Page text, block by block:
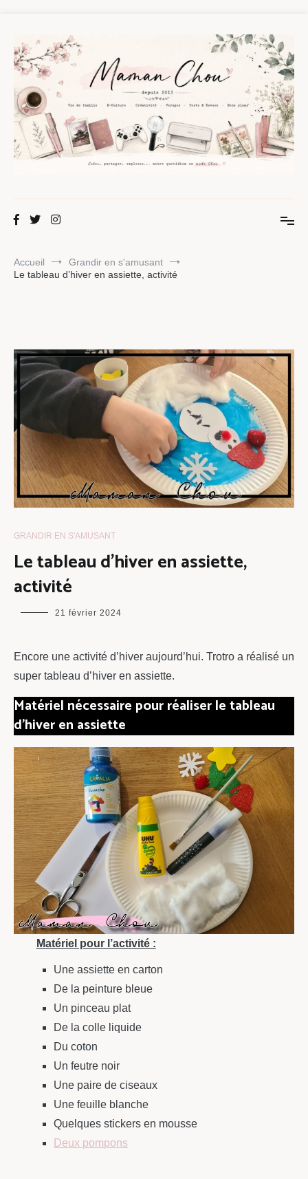
contenu
Maman Chou
Accueil
Grandir en s'amusant
Le tableau d’hiver en assiette, activité
GRANDIR EN S'AMUSANT
Le tableau d’hiver en assiette,
activité
maman
21 février 2024
Encore une activité d’hiver aujourd’hui. Trotro a réalisé un
super tableau d’hiver en assiette.
Matériel nécessaire pour réaliser le tableau
d’hiver en assiette
Matériel pour l’activité :
Une assiette en carton
De la peinture bleue
Un pinceau plat
De la colle liquide
Du coton
Un feutre noir
Une paire de ciseaux
Une feuille blanche
Quelques stickers en mousse
Deux pompons